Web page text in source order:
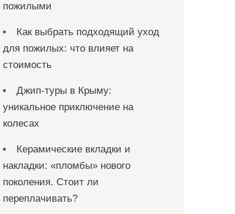
пожилыми
Как выбрать подходящий уход
для пожилых: что влияет на
стоимость
Джип-туры в Крыму:
уникальное приключение на
колесах
Керамические вкладки и
накладки: «пломбы» нового
поколения. Стоит ли
переплачивать?